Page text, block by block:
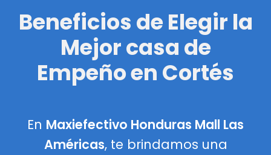
Beneficios de Elegir la
Mejor casa de
Empeño en Cortés
En Maxiefectivo Honduras Mall Las
Américas, te brindamos una